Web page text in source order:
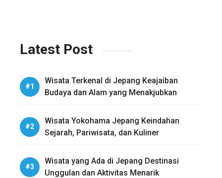
Latest Post
Wisata Terkenal di Jepang Keajaiban
Budaya dan Alam yang Menakjubkan
Wisata Yokohama Jepang Keindahan
Sejarah, Pariwisata, dan Kuliner
Wisata yang Ada di Jepang Destinasi
Unggulan dan Aktivitas Menarik